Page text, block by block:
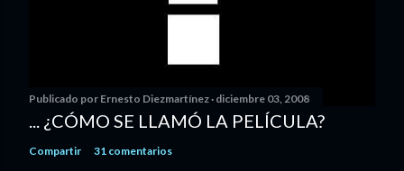
Publicado por Ernesto Diezmartínez diciembre 03, 2008
... ¿CÓMO SE LLAMÓ LA PELÍCULA?
Compartir 31 comentarios